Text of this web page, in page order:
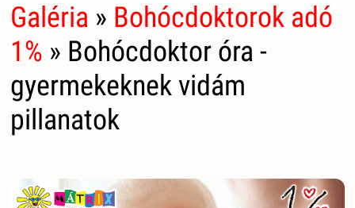
Galéria » Bohócdoktorok adó
1% » Bohócdoktor óra -
gyermekeknek vidám
pillanatok